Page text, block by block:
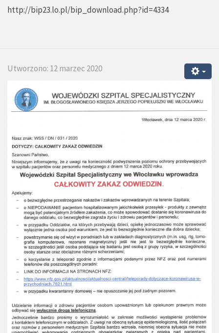
http://bip23.lo.pl/bip_download.php?id=4334
Utworzono: 12 marzec 2020